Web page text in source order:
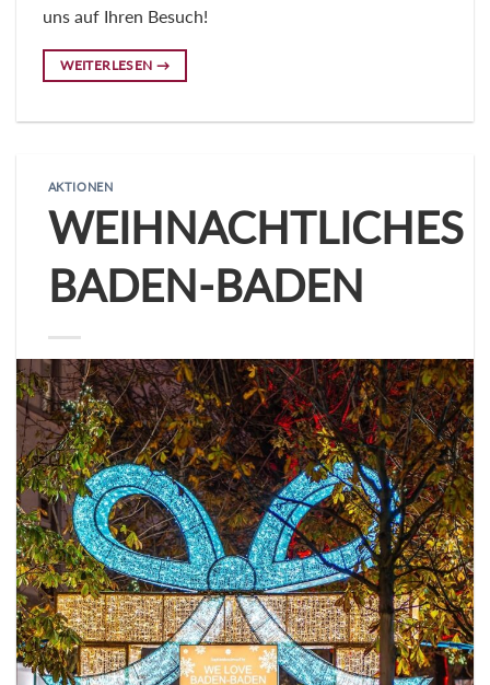
uns auf Ihren Besuch!
WEITERLESEN →
AKTIONEN
WEIHNACHTLICHES
BADEN-BADEN